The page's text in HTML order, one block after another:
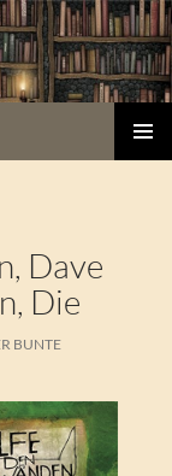
Dave
Die
BUNTE